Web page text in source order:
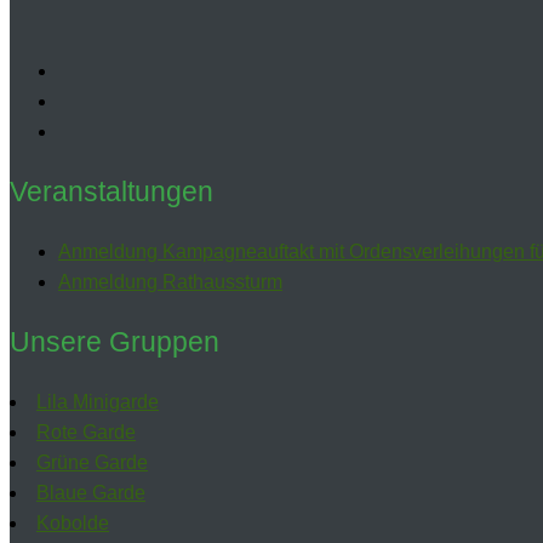
Veranstaltungen
Anmeldung Kampagneauftakt mit Ordensverleihungen
Anmeldung Rathaussturm
Unsere Gruppen
Lila Minigarde
Rote Garde
Grüne Garde
Blaue Garde
Kobolde